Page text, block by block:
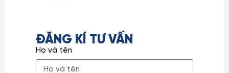
ĐĂNG KÍ TƯ VẤN
Họ và tên